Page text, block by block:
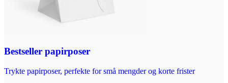
Bestseller papirposer
Trykte papirposer, perfekte for små mengder og korte frister